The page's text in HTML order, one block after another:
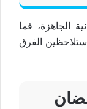
الجاهزة، فما
ستلاحظين الفرق